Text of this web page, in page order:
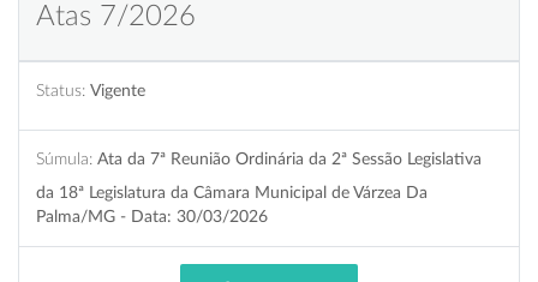
Atas 7/2026
Status: Vigente
Súmula: Ata da 7ª Reunião Ordinária da 2ª Sessão Legislativa
da 18ª Legislatura da Câmara Municipal de Várzea Da
Palma/MG - Data: 30/03/2026